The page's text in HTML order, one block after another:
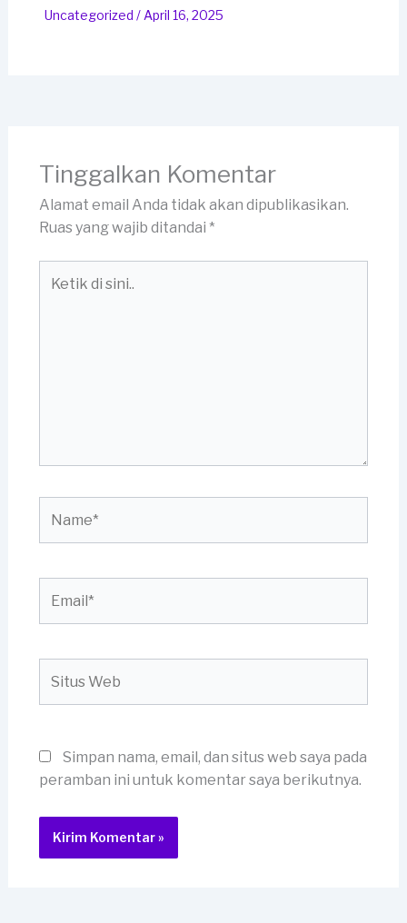
Uncategorized / April 16, 2025
Tinggalkan Komentar
Alamat email Anda tidak akan dipublikasikan.
Ruas yang wajib ditandai *
Web
Simpan nama, email, dan situs web saya pada
peramban ini untuk komentar saya berikutnya.